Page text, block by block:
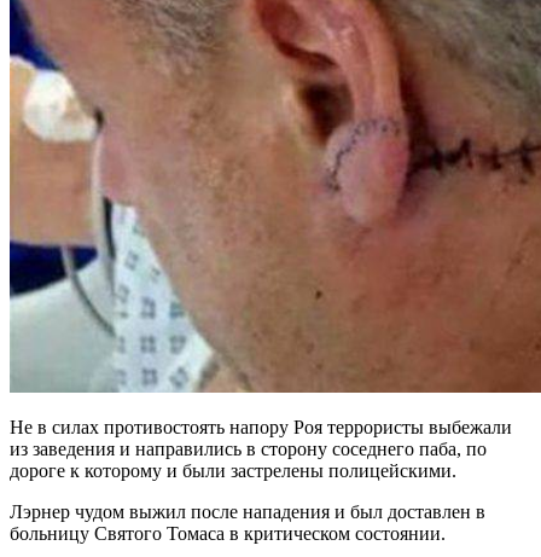
Не в силах противостоять напору Роя террористы выбежали
из заведения и направились в сторону соседнего паба, по
дороге к которому и были застрелены полицейскими.
Лэрнер чудом выжил после нападения и был доставлен в
больницу Святого Томаса в критическом состоянии.